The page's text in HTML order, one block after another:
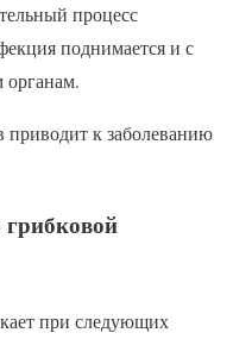
процесс
поднимается и с
органам.
к заболеванию
грибковой
при следующих